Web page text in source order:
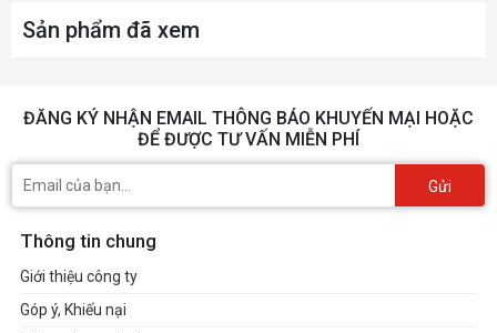
Sản phẩm đã xem
ĐĂNG KÝ NHẬN EMAIL THÔNG BÁO KHUYẾN MẠI HOẶC
ĐỂ ĐƯỢC TƯ VẤN MIỄN PHÍ
Gửi
Thông tin chung
Giới thiệu công ty
Góp ý, Khiếu nại